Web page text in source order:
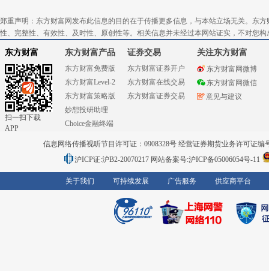
郑重声明：东方财富网发布此信息的目的在于传播更多信息，与本站立场无关。东
性、完整性、有效性、及时性、原创性等。相关信息并未经过本网站证实，不对您
东方财富
扫一扫下载
APP
东方财富产品
东方财富免费版
东方财富Level-2
东方财富策略版
妙想投研助理
Choice金融终端
证券交易
东方财富证券开户
东方财富在线交易
东方财富证券交易
关注东方财富
东方财富网微博
东方财富网微信
意见与建议
信息网络传播视听节目许可证：0908328号 经营证券期货业务许可证编
沪ICP证:沪B2-20070217 网站备案号:沪ICP备05006054号-11
关于我们 可持续发展 广告服务 供应商平台